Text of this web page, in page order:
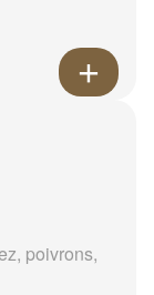
poivrons,